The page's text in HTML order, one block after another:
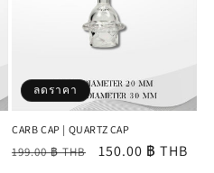
ลดราคา
CARB CAP | QUARTZ CAP
ราคา
199.00 ฿ THB
ราคา
150.00 ฿ THB